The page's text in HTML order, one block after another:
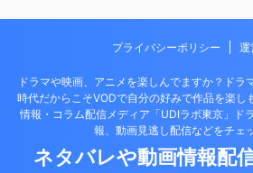
プライバシーポリシー 運
ドラマや映画、アニメを楽しんでますか？ドラ
時代だからこそVODで自分の好みで作品を楽し
情報・コラム配信メディア「UDIラボ東京」ド
報、動画見逃し配信などをチェ
ネタバレや動画情報配